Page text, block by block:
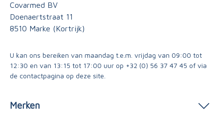
Covarmed BV
Doenaertstraat 11
8510 Marke (Kortrijk)
U kan ons bereiken van maandag t.e.m. vrijdag van 09:00 tot
12:30 en van 13:15 tot 17:00 uur op +32 (0) 56 37 47 45 of via
de contactpagina op deze site.
Merken